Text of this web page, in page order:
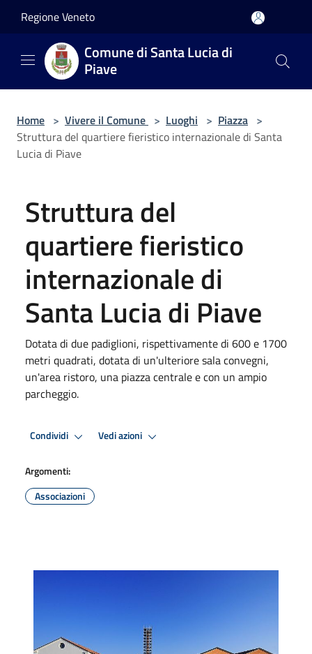
Regione Veneto
Comune di Santa Lucia di
Piave
Home > Vivere il Comune > Luoghi > Piazza >
Struttura del quartiere fieristico internazionale di Santa
Lucia di Piave
Struttura del
quartiere fieristico
internazionale di
Santa Lucia di Piave
Dotata di due padiglioni, rispettivamente di 600 e 1700
metri quadrati, dotata di un'ulteriore sala convegni,
un'area ristoro, una piazza centrale e con un ampio
parcheggio.
Condividi Vedi azioni
Argomenti:
Associazioni